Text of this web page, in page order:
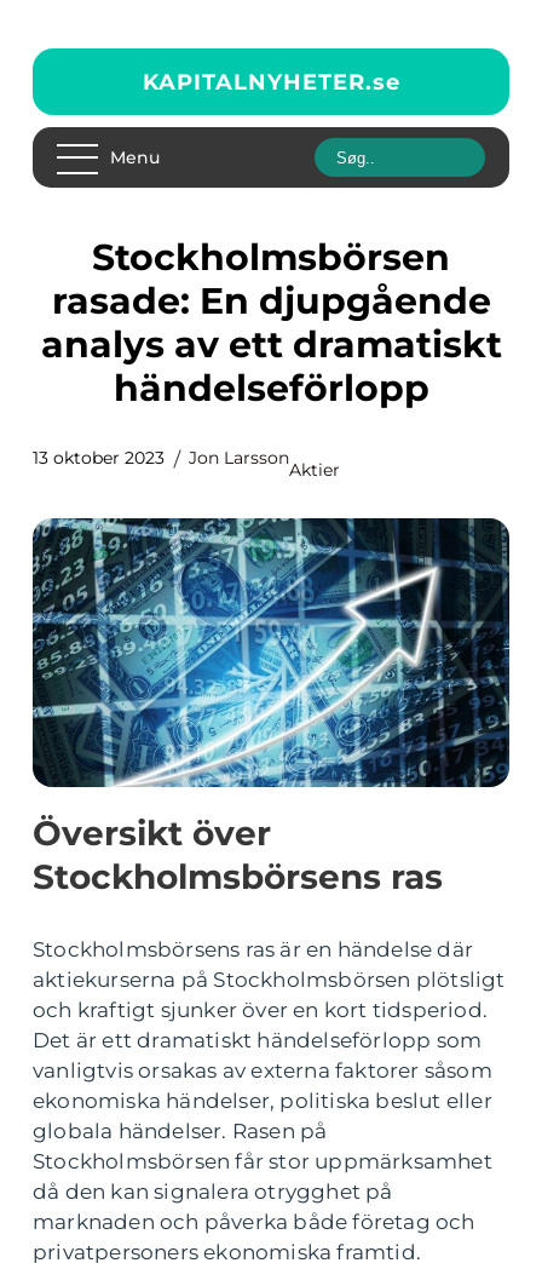
KAPITALNYHETER.se
Menu
Stockholmsbörsen
rasade: En djupgående
analys av ett dramatiskt
händelseförlopp
13 oktober 2023 Jon Larsson
Aktier
Översikt över
Stockholmsbörsens ras
Stockholmsbörsens ras är en händelse där
aktiekurserna på Stockholmsbörsen plötsligt
och kraftigt sjunker över en kort tidsperiod.
Det är ett dramatiskt händelseförlopp som
vanligtvis orsakas av externa faktorer såsom
ekonomiska händelser, politiska beslut eller
globala händelser. Rasen på
Stockholmsbörsen får stor uppmärksamhet
då den kan signalera otrygghet på
marknaden och påverka både företag och
privatpersoners ekonomiska framtid.